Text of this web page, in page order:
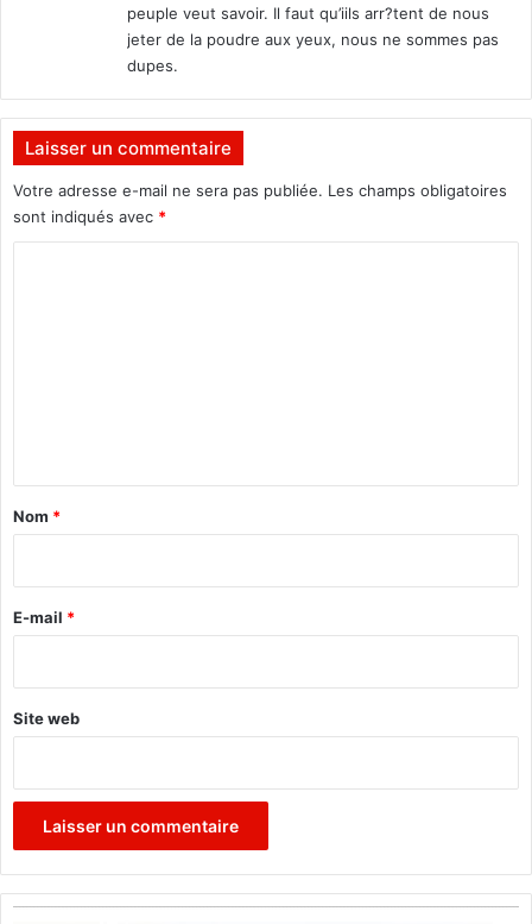
peuple veut savoir. Il faut qu’iils arr?tent de nous
jeter de la poudre aux yeux, nous ne sommes pas
dupes.
Laisser un commentaire
Votre adresse e-mail ne sera pas publiée. Les champs obligatoires
sont indiqués avec *
a
e
Nom *
E-mail *
Site web